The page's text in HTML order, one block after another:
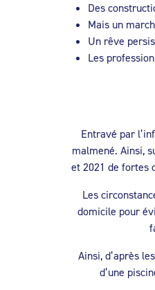
Des
Mais un
Un rêve
Les
Entravé par
malmené. Ainsi,
et 2021 de fortes
Les
domicile pour
Ainsi, d’après
d’une